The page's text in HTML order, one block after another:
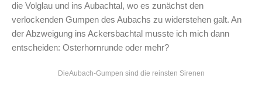
die Volglau und ins Aubachtal, wo es zunächst den
verlockenden Gumpen des Aubachs zu widerstehen galt. An
der Abzweigung ins Ackersbachtal musste ich mich dann
entscheiden: Osterhornrunde oder mehr?
DieAubach-Gumpen sind die reinsten Sirenen